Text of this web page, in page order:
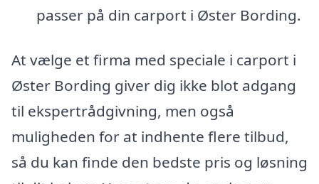
passer på din carport i Øster Bording.
At vælge et firma med speciale i carport i
Øster Bording giver dig ikke blot adgang
til ekspertrådgivning, men også
muligheden for at indhente flere tilbud,
så du kan finde den bedste pris og løsning